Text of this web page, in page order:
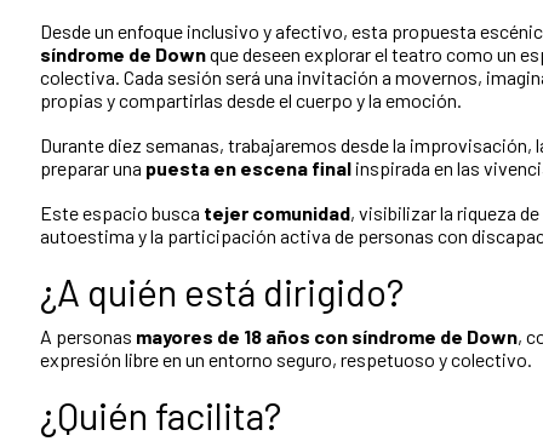
Desde un enfoque inclusivo y afectivo, esta propuesta
síndrome de Downque deseen explorar el teatro como un
colectiva. Cada sesión será una invitación a movernos,
propias y compartirlas desde el cuerpo y la emoción.
Durante diez semanas, trabajaremos desde la improvisación,
preparar una puesta en escena final inspirada en las
Este espacio busca tejer comunidad, visibilizar la riqueza
autoestima y la participación activa de personas con
¿A quién está dirigido?
A personas mayores de 18 años con síndrome de Down,
expresión libre en un entorno seguro, respetuoso y colectivo.
¿Quién facilita?